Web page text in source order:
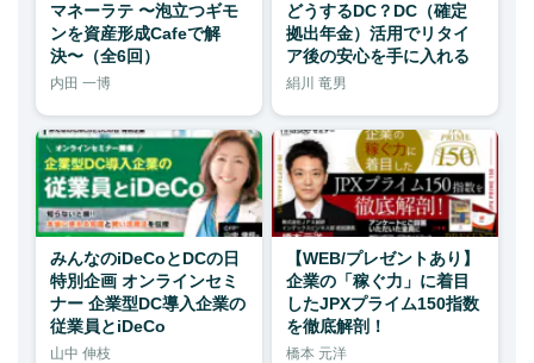
マネーラテ 〜泡立つギモ
ンを資産形成Cafeで解
決〜（全6回）
内田 一博
どうするDC？DC（確定
拠出年金）活用でリタイ
ア後の安心を手に入れる
絹川 竜男
みんなのiDeCoとDCの日
特別企画 オンラインセミ
ナー 企業型DC導入企業の
従業員とiDeCo
山中 伸枝
【WEB/プレゼントあり】
企業の「稼ぐ力」に着目
したJPXプライム150指数
を徹底解剖！
橋本 元洋